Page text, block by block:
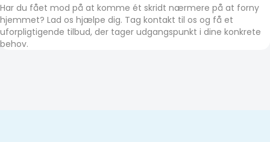
Har du fået mod på at komme ét skridt nærmere på at forny
hjemmet? Lad os hjælpe dig. Tag kontakt til os og få et
uforpligtigende tilbud, der tager udgangspunkt i dine konkrete
behov.